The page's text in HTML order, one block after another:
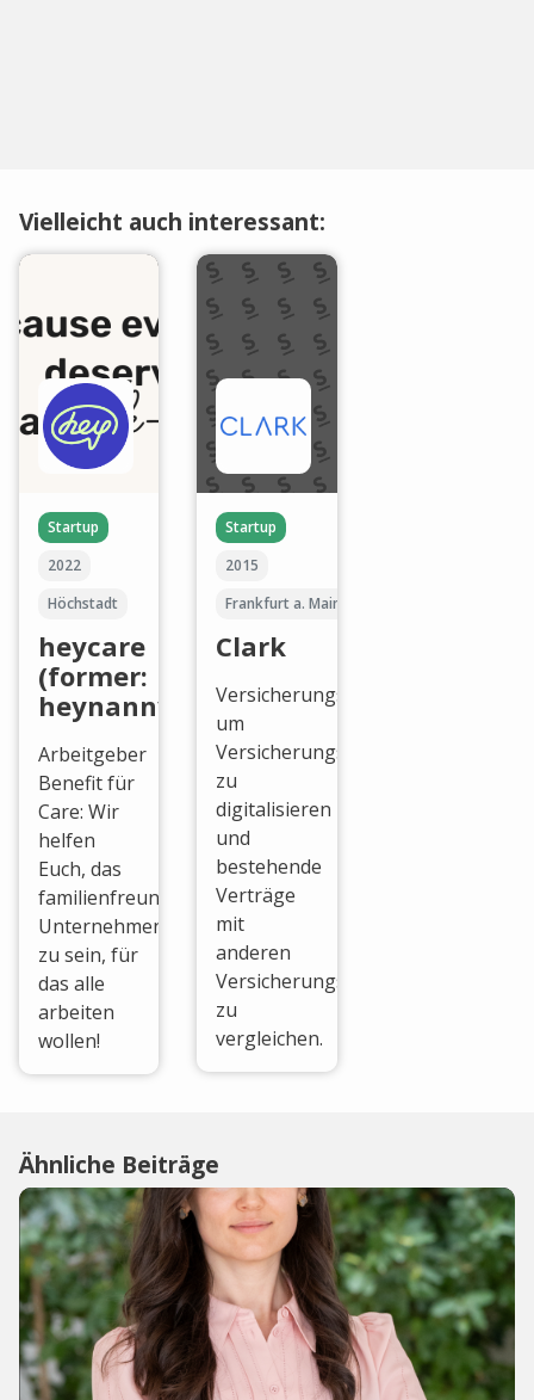
Vielleicht auch interessant:
Startup
2022
Höchstadt
heycare
(former:
heynanny)
Arbeitgeber
Benefit für
Care: Wir
helfen
Euch, das
familienfreundliche
Unternehmen
zu sein, für
das alle
arbeiten
wollen!
Startup
2015
Frankfurt a. Main
Clark
Versicherungsmanager,
um
Versicherungspolicen
zu
digitalisieren
und
bestehende
Verträge
mit
anderen
Versicherungsmöglichkeiten
zu
vergleichen.
Ähnliche Beiträge